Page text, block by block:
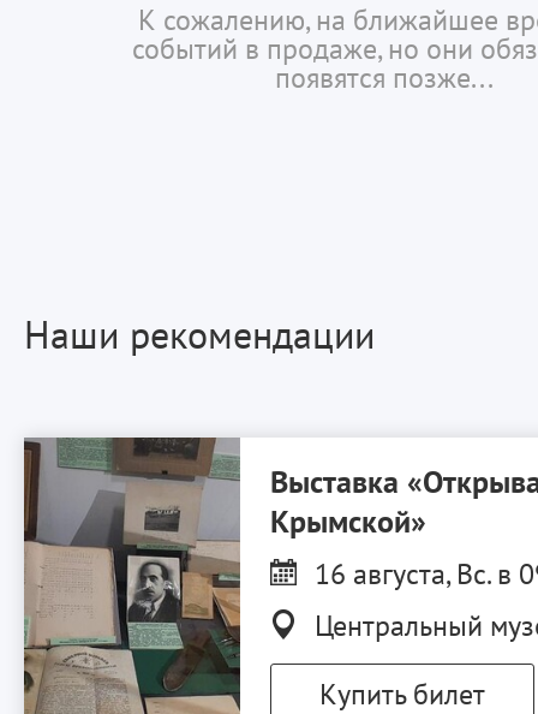
К сожалению, на ближайшее
событий в продаже, но они
появятся позже...
Наши рекомендации
Выставка
Крымской»
16 августа, Вс. в
Центральный
Купить билет